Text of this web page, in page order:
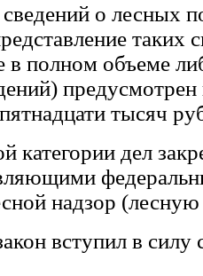
сведений о лесных
таких
в полном объеме
тысяч
категории дел
надзор
вступил в силу